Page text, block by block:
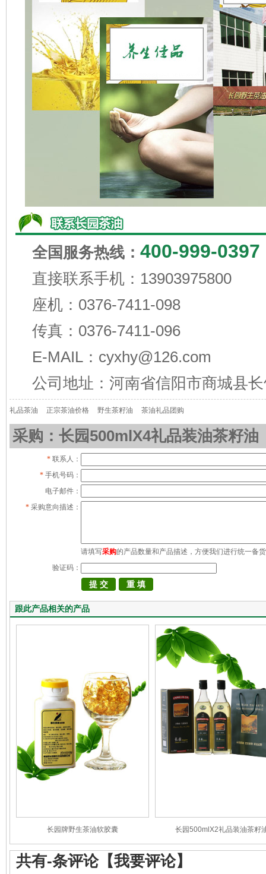
全国服务热线： 400-999-0397
直接联系手机：13903975800
座机：0376-7411-098
传真：0376-7411-096
E-MAIL：cyxhy@126.com
公司地址：河南省信阳市商城县
礼品茶油 正宗茶油价格 野生茶籽油 茶油礼品团购
采购：长园500mlX4礼品装油茶籽油
* 联系人：
* 手机号码：
电子邮件：
* 采购意向描述：
请填写采购的产品数量和产品描述，方便我们进行统一备
验证码：
跟此产品相关的产品
长园牌野生茶油软胶囊 长园500mlX2礼品装油茶籽
共有-条评论【我要评论】